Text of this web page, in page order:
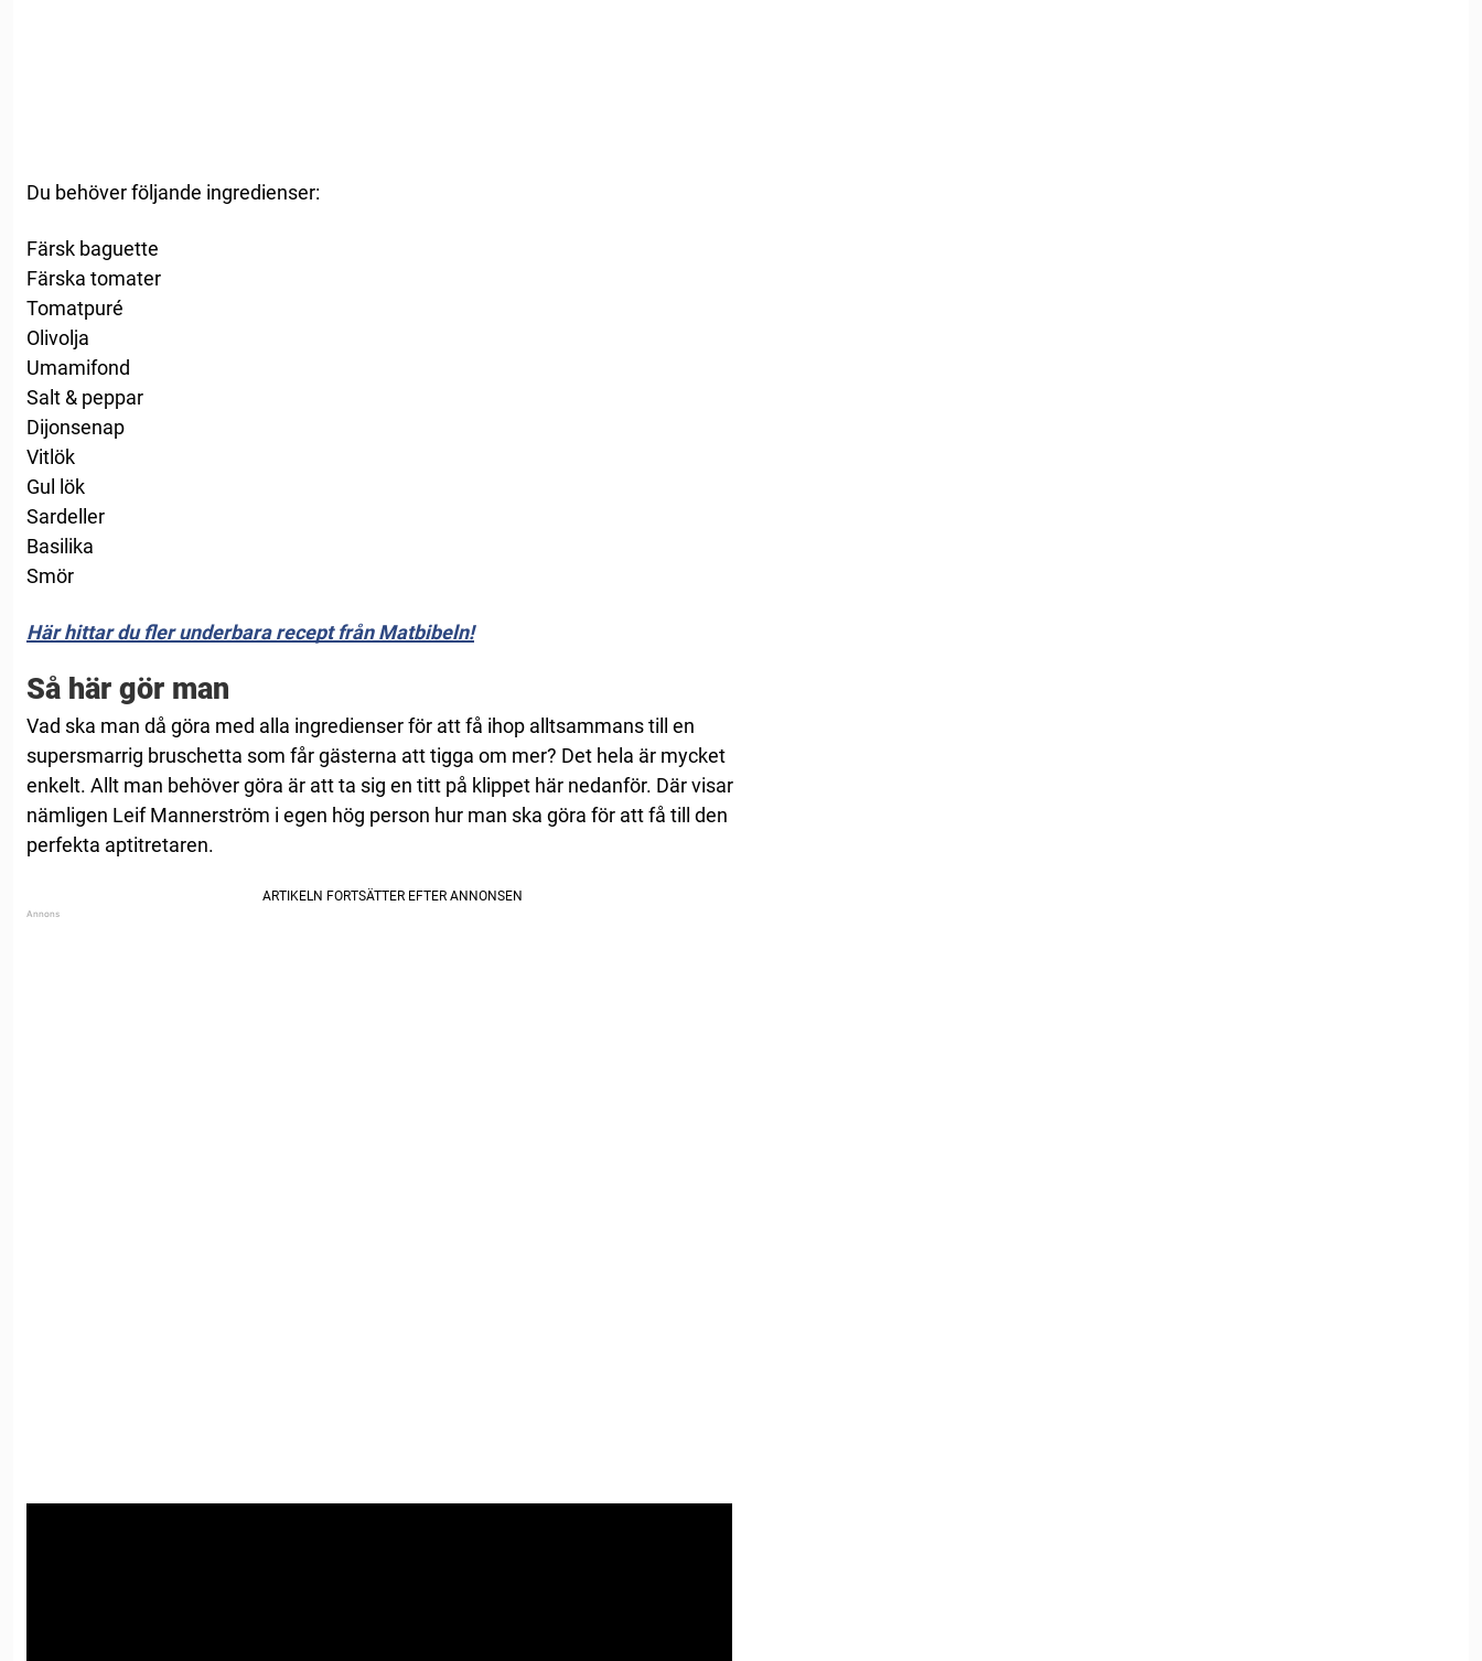
Du behöver följande ingredienser:
Färsk baguette
Färska tomater
Tomatpuré
Olivolja
Umamifond
Salt & peppar
Dijonsenap
Vitlök
Gul lök
Sardeller
Basilika
Smör
Här hittar du fler underbara recept från Matbibeln!
Så här gör man
Vad ska man då göra med alla ingredienser för att få ihop alltsammans till en
supersmarrig bruschetta som får gästerna att tigga om mer? Det hela är mycket
enkelt. Allt man behöver göra är att ta sig en titt på klippet här nedanför. Där visar
nämligen Leif Mannerström i egen hög person hur man ska göra för att få till den
perfekta aptitretaren.